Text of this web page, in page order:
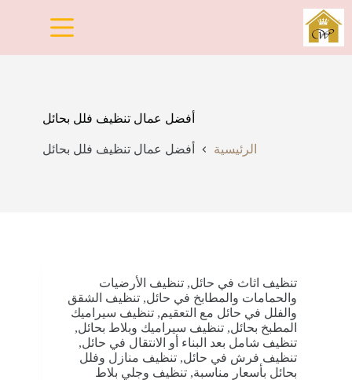
التجاوز
إلى
المحتوى
أفضل عمال تنظيف فلل بحائل
الرئيسية أفضل عمال تنظيف فلل بحائل
تنظيف اثاث في حائل, تنظيف الأرضيات
والحمامات والمطابخ في حائل, تنظيف الشقق
والفلل في حائل مع التعقيم, تنظيف سيراميك
المطبخ بحائل, تنظيف سيراميك وبلاط بحائل,
تنظيف شامل بعد البناء أو الانتقال في حائل,
تنظيف فرش في حائل, تنظيف منازل وفلل
بحائل بأسعار مناسبة, تنظيف وجلي بلاط